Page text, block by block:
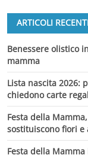
ARTICOLI RECENTI
Benessere olistico
mamma
Lista nascita 2026:
chiedono carte
Festa della
sostituiscono fiori e
Festa della